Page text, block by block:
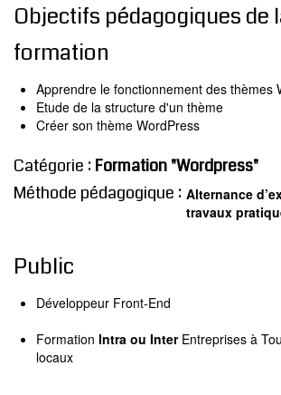
RÉFÉRENCES
MODX
BLOG
OFFRES E-SANTÉ
Rechercher
Objectifs pédagogiques de
formation
Apprendre le fonctionnement des thèmes
Etude de la structure d'un thème
Créer son thème WordPress
Catégorie :Formation "Wordpress"
Méthode pédagogique : Alternance
travaux
Public
Développeur Front-End
Formation Intra ou InterEntreprises à
locaux